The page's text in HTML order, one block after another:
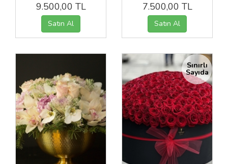
9.500,00 TL 7.500,00 TL
Sınırlı
Sayıda